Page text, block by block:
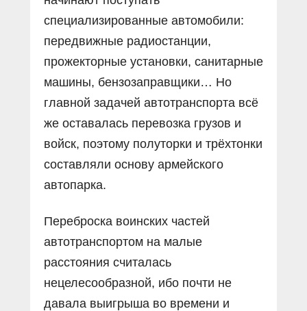
специализированные автомобили:
передвижные радиостанции,
прожекторные установки, санитарные
машины, бензозаправщики… Но
главной задачей автотранспорта всё
же оставалась перевозка грузов и
войск, поэтому полуторки и трёхтонки
составляли основу армейского
автопарка.
Переброска воинских частей
автотранспортом на малые
расстояния считалась
нецелесообразной, ибо почти не
давала выигрыша во времени и